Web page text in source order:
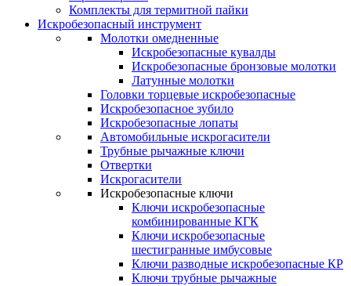
Комплекты для термитной пайки
Искробезопасный инструмент
Молотки омедненные
Искробезопасные кувалды
Искробезопасные бронзовые молотки
Латунные молотки
Головки торцевые искробезопасные
Искробезопасное зубило
Искробезопасные лопаты
Автомобильные искрогасители
Трубные рычажные ключи
Отвертки
Искрогасители
Искробезопасные ключи
Ключи искробезопасные
комбинированные КГК
Ключи искробезопасные
шестигранные имбусовые
Ключи разводные искробезопасные КР
Ключи трубные рычажные